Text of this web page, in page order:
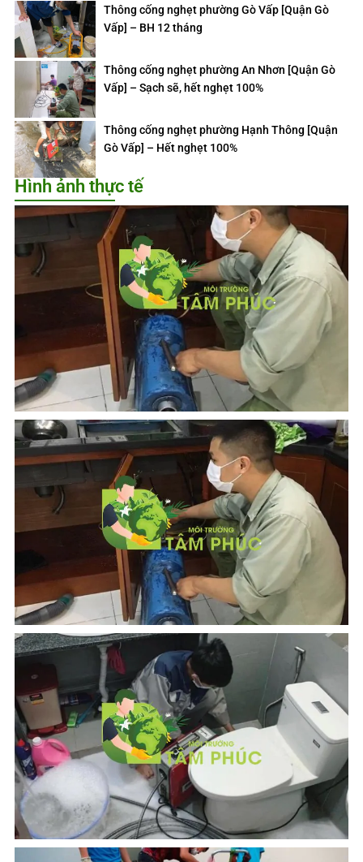
Thông cống nghẹt phường Gò Vấp [Quận Gò
Vấp] – BH 12 tháng
Thông cống nghẹt phường An Nhơn [Quận Gò
Vấp] – Sạch sẽ, hết nghẹt 100%
Thông cống nghẹt phường Hạnh Thông [Quận
Gò Vấp] – Hết nghẹt 100%
Hình ảnh thực tế